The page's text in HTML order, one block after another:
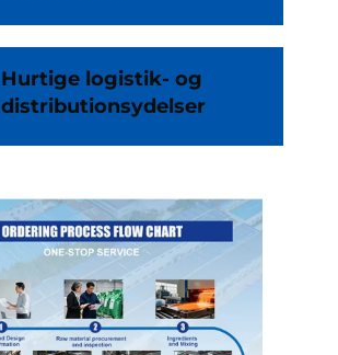
Hurtige logistik- og
distributionsydelser